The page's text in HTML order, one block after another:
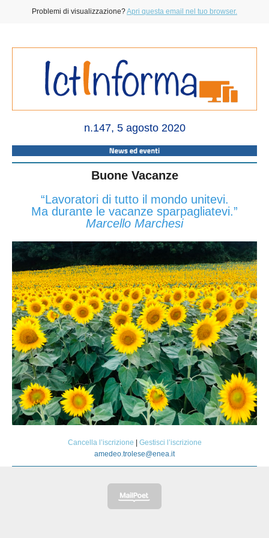
Problemi di visualizzazione?Apri questa email nel tuo browser.
n.147, 5 agosto 2020
Buone Vacanze
“Lavoratori di tutto il mondo unitevi.
Ma durante le vacanze sparpagliatevi.”
Marcello Marchesi
Cancella l’iscrizione
Gestisci l’iscrizione
amedeo.trolese@enea.it